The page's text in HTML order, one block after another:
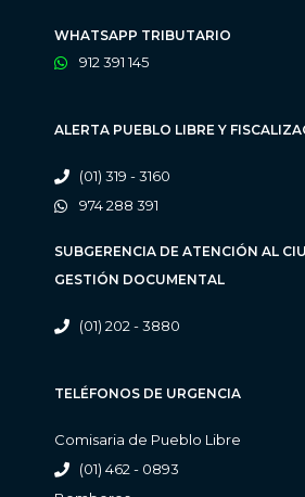
WHATSAPP TRIBUTARIO
912 391 145
ALERTA PUEBLO LIBRE Y
(01) 319 - 3160
974 288 391
SUBGERENCIA DE ATENCIÓN AL
GESTIÓN DOCUMENTAL
(01) 202 - 3880
TELÉFONOS DE URGENCIA
Comisaria de Pueblo Libre
(01) 462 - 0893